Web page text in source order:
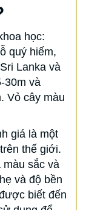
học:
quý hiếm,
Lanka và
30m và
Vỏ cây màu
giá là một
thế giới.
sắc và
và độ bền
biết đến